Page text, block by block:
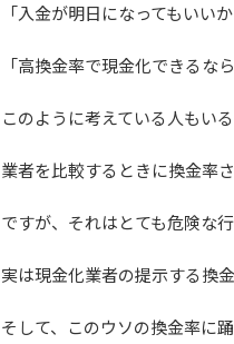
「入金が明日になってもいい
「高換金率で現金化できるな
このように考えている人もい
業者を比較するときに換金率
ですが、それはとても危険な
実は現金化業者の提示する換
そして、このウソの換金率に